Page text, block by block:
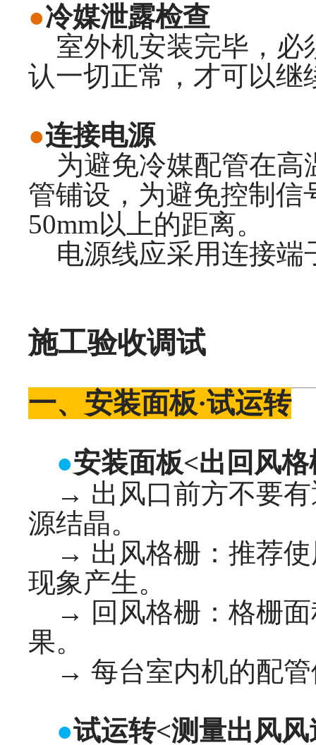
●冷媒泄露检查
室外机安装完毕，必
认一切正常，才可以继
●连接电源
为避免冷媒配管在高
管铺设，为避免控制信
50mm以上的距离。
电源线应采用连接端
施工验收调试
一、安装面板·试运转
●安装面板<出回风
→ 出风口前方不要有
源结晶。
→ 出风格栅：推荐使
现象产生。
→ 回风格栅：格栅面
果。
→ 每台室内机的配管
●试运转<测量出风风